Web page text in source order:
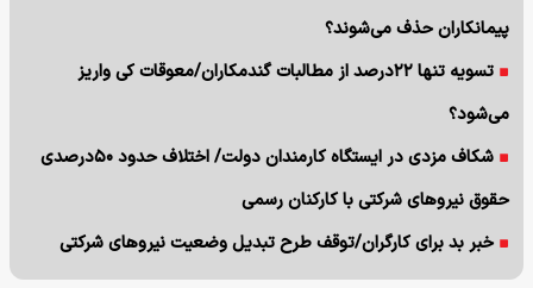
پیمانکاران حذف می‌شوند؟
تسویه تنها ۲۲درصد از مطالبات گندمکاران/معوقات کی واریز
می‌شود؟
شکاف مزدی در ایستگاه کارمندان دولت/ اختلاف حدود ۵۰درصدی
حقوق نیروهای شرکتی با کارکنان رسمی
خبر بد برای کارگران/توقف طرح تبدیل وضعیت نیروهای شرکتی